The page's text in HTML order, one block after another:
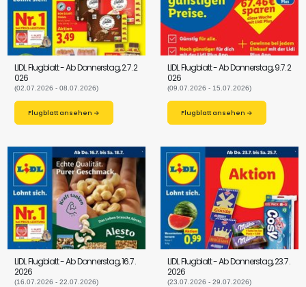
LIDL Flugblatt - Ab Donnerstag, 2.7.2
026
(02.07.2026 - 08.07.2026)
Flugblatt ansehen →
LIDL Flugblatt - Ab Donnerstag, 9.7.2
026
(09.07.2026 - 15.07.2026)
Flugblatt ansehen →
LIDL Flugblatt - Ab Donnerstag, 16.7.
2026
(16.07.2026 - 22.07.2026)
LIDL Flugblatt - Ab Donnerstag, 23.7.
2026
(23.07.2026 - 29.07.2026)